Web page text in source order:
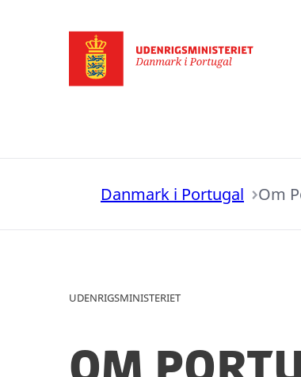
Danmark i Portugal Om
UDENRIGSMINISTERIET